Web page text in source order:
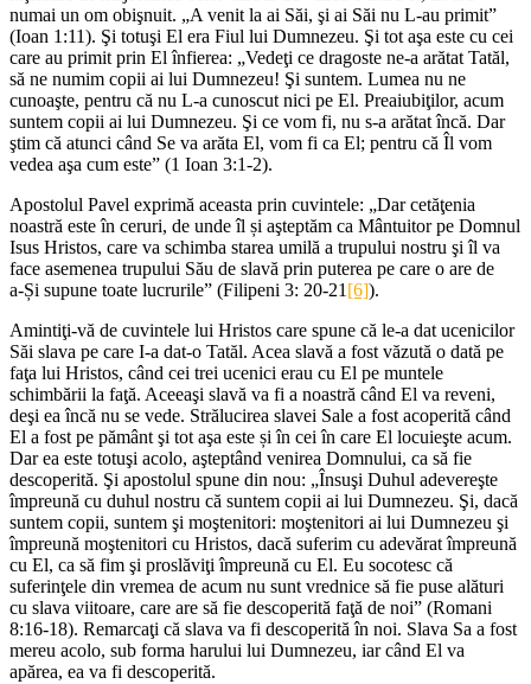
numai un om obişnuit. „A venit la ai Săi, şi ai Săi nu L-au primit”
(Ioan 1:11). Şi totuşi El era Fiul lui Dumnezeu. Şi tot aşa este cu cei
care au primit prin El înfierea: „Vedeţi ce dragoste ne-a arătat Tatăl,
să ne numim copii ai lui Dumnezeu! Şi suntem. Lumea nu ne
cunoaşte, pentru că nu L-a cunoscut nici pe El. Preaiubiţilor, acum
suntem copii ai lui Dumnezeu. Şi ce vom fi, nu s-a arătat încă. Dar
ştim că atunci când Se va arăta El, vom fi ca El; pentru că Îl vom
vedea aşa cum este” (1 Ioan 3:1-2).
Apostolul Pavel exprimă aceasta prin cuvintele: „Dar cetăţenia
noastră este în ceruri, de unde îl și aşteptăm ca Mântuitor pe Domnul
Isus Hristos, care va schimba starea umilă a trupului nostru şi îl va
face asemenea trupului Său de slavă prin puterea pe care o are de
a‑Și supune toate lucrurile” (Filipeni 3: 20-21[6]).
Amintiţi-vă de cuvintele lui Hristos care spune că le-a dat ucenicilor
Săi slava pe care I-a dat-o Tatăl. Acea slavă a fost văzută o dată pe
faţa lui Hristos, când cei trei ucenici erau cu El pe muntele
schimbării la faţă. Aceeaşi slavă va fi a noastră când El va reveni,
deşi ea încă nu se vede. Strălucirea slavei Sale a fost acoperită când
El a fost pe pământ şi tot aşa este și în cei în care El locuieşte acum.
Dar ea este totuşi acolo, aşteptând venirea Domnului, ca să fie
descoperită. Şi apostolul spune din nou: „Însuşi Duhul adevereşte
împreună cu duhul nostru că suntem copii ai lui Dumnezeu. Şi, dacă
suntem copii, suntem şi moştenitori: moştenitori ai lui Dumnezeu şi
împreună moştenitori cu Hristos, dacă suferim cu adevărat împreună
cu El, ca să fim şi proslăviţi împreună cu El. Eu socotesc că
suferinţele din vremea de acum nu sunt vrednice să fie puse alături
cu slava viitoare, care are să fie descoperită faţă de noi” (Romani
8:16-18). Remarcaţi că slava va fi descoperită în noi. Slava Sa a fost
mereu acolo, sub forma harului lui Dumnezeu, iar când El va
apărea, ea va fi descoperită.